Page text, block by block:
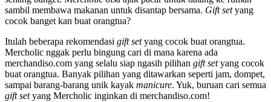
sambil membawa makanan untuk disantap bersama. Gift setyang
cocok banget kan buat orangtua?
Itulah beberapa rekomendasi gift setyang cocok buat orangtua.
Mercholic nggak perlu bingung cari di mana karena ada
merchandiso.com yang selalu siap ngasih pilihan gift setyang cocok
buat orangtua. Banyak pilihan yang ditawarkan seperti jam, dompet,
sampai barang-barang unik kayak manicure. Yuk, buruan cari semua
gift setyang Mercholic inginkan di merchandiso.com!